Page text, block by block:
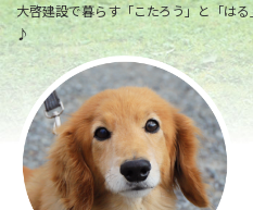
大啓建設で暮らす「こたろう」と「は
♪